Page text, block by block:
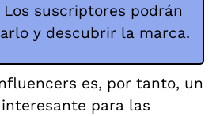
Los suscriptores podrán
y descubrir la marca.
es, por tanto, un
para las